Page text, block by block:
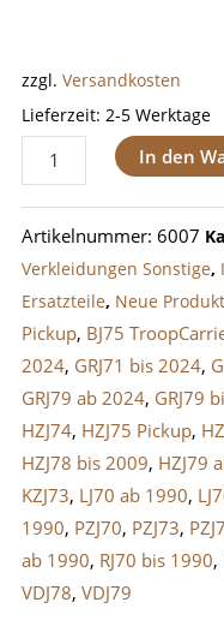
zzgl. Versandkosten
Lieferzeit: 2-5 Werktage
Abdeckung
/
Führung
Sicherheitsgurt
LandCruiser
J7
Grau
Menge
In den
Artikelnummer: 6007
Verkleidungen Sonstige,
Ersatzteile, Neue
Pickup, BJ75
2024, GRJ71 bis 2024,
GRJ79 ab 2024, GRJ79
HZJ74, HZJ75 Pickup,
HZJ78 bis 2009, HZJ79
KZJ73, LJ70 ab 1990,
1990, PZJ70, PZJ73,
ab 1990, RJ70 bis 1990,
VDJ78, VDJ79